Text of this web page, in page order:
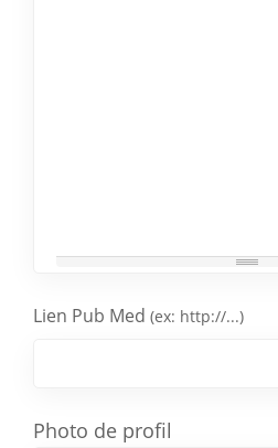
Lien Pub Med (ex: http://...)
Photo de profil